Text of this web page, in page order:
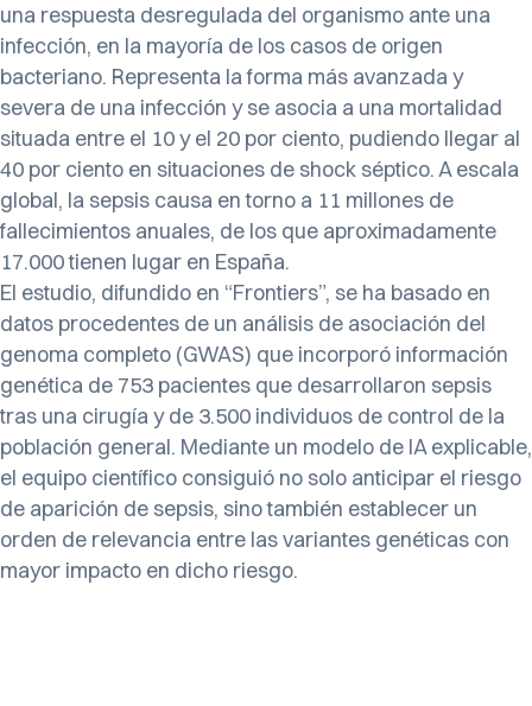
una respuesta desregulada del organismo ante una
infección, en la mayoría de los casos de origen
bacteriano. Representa la forma más avanzada y
severa de una infección y se asocia a una mortalidad
situada entre el 10 y el 20 por ciento, pudiendo llegar al
40 por ciento en situaciones de shock séptico. A escala
global, la sepsis causa en torno a 11 millones de
fallecimientos anuales, de los que aproximadamente
17.000 tienen lugar en España.
El estudio, difundido en “Frontiers”, se ha basado en
datos procedentes de un análisis de asociación del
genoma completo (GWAS) que incorporó información
genética de 753 pacientes que desarrollaron sepsis
tras una cirugía y de 3.500 individuos de control de la
población general. Mediante un modelo de IA explicable,
el equipo científico consiguió no solo anticipar el riesgo
de aparición de sepsis, sino también establecer un
orden de relevancia entre las variantes genéticas con
mayor impacto en dicho riesgo.